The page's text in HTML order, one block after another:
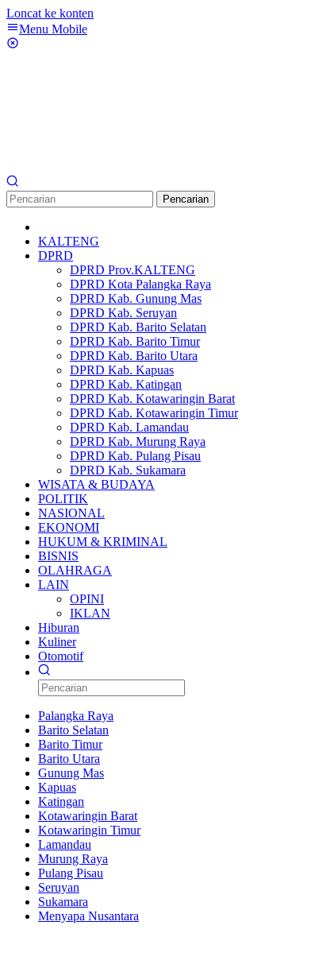
Loncat ke konten
Menu Mobile
Pencarian
KALTENG
DPRD
DPRD Prov.KALTENG
DPRD Kota Palangka Raya
DPRD Kab. Gunung Mas
DPRD Kab. Seruyan
DPRD Kab. Barito Selatan
DPRD Kab. Barito Timur
DPRD Kab. Barito Utara
DPRD Kab. Kapuas
DPRD Kab. Katingan
DPRD Kab. Kotawaringin Barat
DPRD Kab. Kotawaringin Timur
DPRD Kab. Lamandau
DPRD Kab. Murung Raya
DPRD Kab. Pulang Pisau
DPRD Kab. Sukamara
WISATA & BUDAYA
POLITIK
NASIONAL
EKONOMI
HUKUM & KRIMINAL
BISNIS
OLAHRAGA
LAIN
OPINI
IKLAN
Hiburan
Kuliner
Otomotif
Palangka Raya
Barito Selatan
Barito Timur
Barito Utara
Gunung Mas
Kapuas
Katingan
Kotawaringin Barat
Kotawaringin Timur
Lamandau
Murung Raya
Pulang Pisau
Seruyan
Sukamara
Menyapa Nusantara